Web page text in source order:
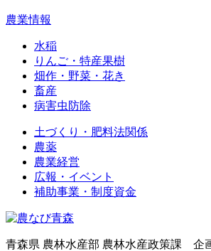
農業情報
水稲
りんご・特産果樹
畑作・野菜・花き
畜産
病害虫防除
土づくり・肥料法関係
農薬
農業経営
広報・イベント
補助事業・制度資金
青森県 農林水産部 農林水産政策課 企